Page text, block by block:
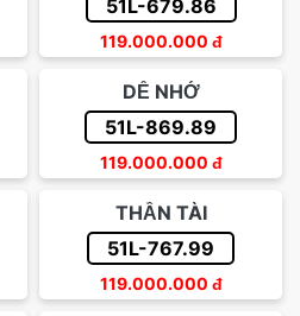
51L-679.86
119.000.000 đ
DỄ NHỚ
51L-869.89
119.000.000 đ
THẦN TÀI
51L-767.99
119.000.000 đ